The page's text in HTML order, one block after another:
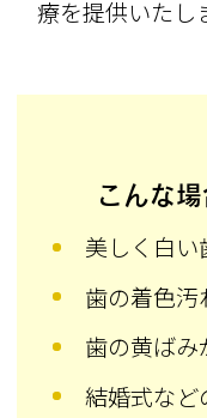
療を提供いたし
こんな
美しく白
歯の着色汚
歯の黄ばみ
結婚式など